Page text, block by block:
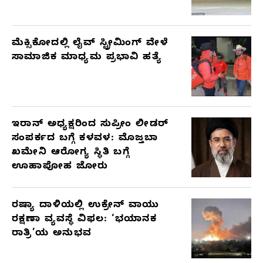
ಮೆಕ್ಸಿಕೋದಲ್ಲಿ ಲೈವ್ ಸ್ಟ್ರೀಮಿಂಗ್ ವೇಳೆ
ಸಾಮಾಜಿಕ ಮಾಧ್ಯಮ ಪ್ರಭಾವಿ ಹತ್ಯೆ
ಇರಾನ್ ಅಧ್ಯಕ್ಷರಿಂದ ಸುಪ್ರೀಂ ಲೀಡರ್
ಸಂಪರ್ಕದ ಬಗ್ಗೆ ಕಳವಳ: ಮೊಜ್ತಬಾ
ಖಮೇನಿ ಆರೋಗ್ಯ ಸ್ಥಿತಿ ಬಗ್ಗೆ
ಊಹಾಪೋಹ ಜೋರು
ರಷ್ಯಾ ದಾಳಿಯಲ್ಲಿ ಉಕ್ರೇನ್ ವಾಯು
ರಕ್ಷಣಾ ವ್ಯವಸ್ಥೆ ವಿಫಲ: ‘ಭಯಾನಕ
ರಾತ್ರಿ’ಯ ಅನುಭವ